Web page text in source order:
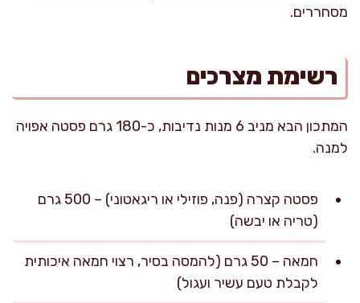
מסחררים.
רשימת מצרכים
המתכון הבא מניב 6 מנות נדיבות, כ-180 גרם פסטה אפויה
למנה.
פסטה קצרה (פנה, פוזילי או ריגאטוני) – 500 גרם
(טריה או יבשה)
חמאה – 50 גרם (להמסה בסיר, רצוי חמאה איכותית
לקבלת טעם עשיר ועגול)